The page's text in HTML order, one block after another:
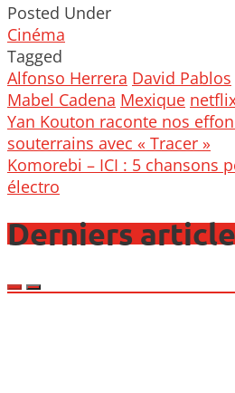
Posted Under
Cinéma
Tagged
Alfonso Herrera David Pablos
Mabel Cadena Mexique
Post
navigation
Yan Kouton raconte nos
souterrains avec « Tracer »
Komorebi – ICI : 5 chansons
électro
Derniers